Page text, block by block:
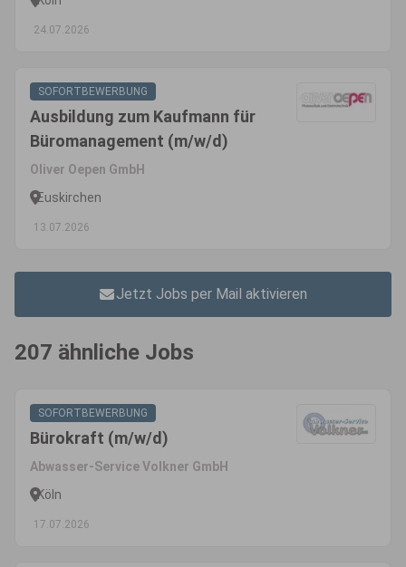
24.07.2026
SOFORTBEWERBUNG
Ausbildung zum Kaufmann für
Büromanagement (m/w/d)
Oliver Oepen GmbH
Euskirchen
13.07.2026
Jetzt Jobs per Mail aktivieren
207 ähnliche Jobs
SOFORTBEWERBUNG
Bürokraft (m/w/d)
Abwasser-Service Volkner GmbH
Köln
17.07.2026